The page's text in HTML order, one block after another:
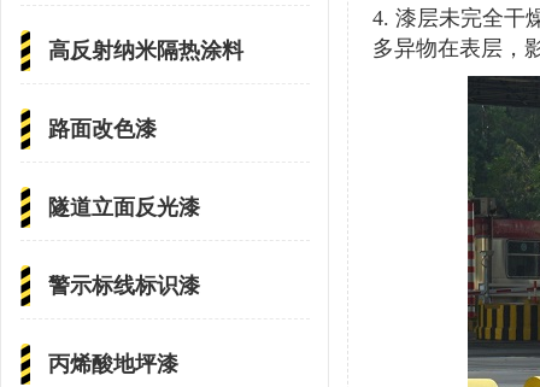
高反射纳米隔热涂料
路面改色漆
隧道立面反光漆
警示标线标识漆
丙烯酸地坪漆
4. 漆层未完全干
多异物在表层，